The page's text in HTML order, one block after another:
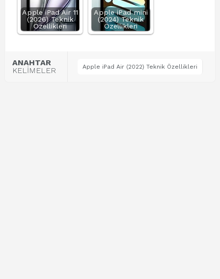
Apple iPad Air 11
(2026) Teknik
Özellikleri
Apple iPad mini
(2024) Teknik
Özellikleri
ANAHTAR
KELİMELER
Apple iPad Air (2022) Teknik Özellikleri